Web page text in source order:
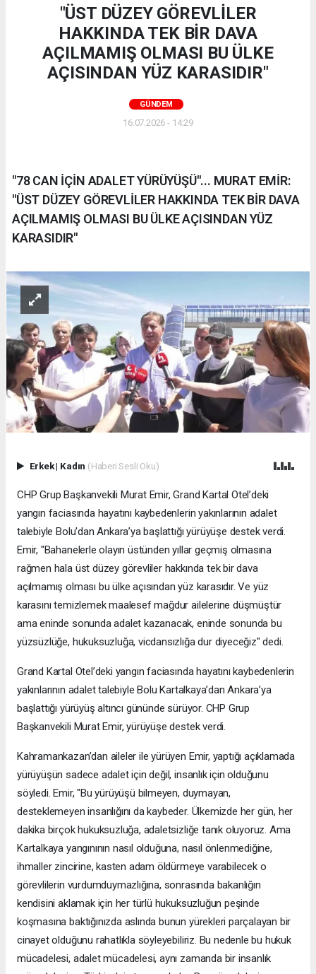
"ÜST DÜZEY GÖREVLİLER
HAKKINDA TEK BİR DAVA
AÇILMAMIŞ OLMASI BU ÜLKE
AÇISINDAN YÜZ KARASIDIR"
GÜNDEM
16.07.2026 - 14:29
"78 CAN İÇİN ADALET YÜRÜYÜŞÜ"... MURAT EMİR:
"ÜST DÜZEY GÖREVLİLER HAKKINDA TEK BİR DAVA
AÇILMAMIŞ OLMASI BU ÜLKE AÇISINDAN YÜZ
KARASIDIR"
Erkek| Kadın (Haberi Sesli Oku)
CHP Grup Başkanvekili Murat Emir, Grand Kartal Otel’deki
yangın faciasında hayatını kaybedenlerin yakınlarının adalet
talebiyle Bolu'dan Ankara’ya başlattığı yürüyüşe destek verdi.
Emir, "Bahanelerle olayın üstünden yıllar geçmiş olmasına
rağmen hala üst düzey görevliler hakkında tek bir dava
açılmamış olması bu ülke açısından yüz karasıdır. Ve yüz
karasını temizlemek maalesef mağdur ailelerine düşmüştür
ama eninde sonunda adalet kazanacak, eninde sonunda bu
yüzsüzlüğe, hukuksuzluğa, vicdansızlığa dur diyeceğiz" dedi.
Grand Kartal Otel’deki yangın faciasında hayatını kaybedenlerin
yakınlarının adalet talebiyle Bolu Kartalkaya’dan Ankara’ya
başlattığı yürüyüş altıncı gününde sürüyor. CHP Grup
Başkanvekili Murat Emir, yürüyüşe destek verdi.
Kahramankazan’dan aileler ile yürüyen Emir, yaptığı açıklamada
yürüyüşün sadece adalet için değil, insanlık için olduğunu
söyledi. Emir, "Bu yürüyüşü bilmeyen, duymayan,
desteklemeyen insanlığını da kaybeder. Ülkemizde her gün, her
dakika birçok hukuksuzluğa, adaletsizliğe tanık oluyoruz. Ama
Kartalkaya yangınının nasıl olduğuna, nasıl önlenmediğine,
ihmaller zincirine, kasten adam öldürmeye varabilecek o
görevlilerin vurdumduymazlığına, sonrasında bakanlığın
kendisini aklamak için her türlü hukuksuzluğun peşinde
koşmasına baktığınızda aslında bunun yürekleri parçalayan bir
cinayet olduğunu rahatlıkla söyleyebiliriz. Bu nedenle bu hukuk
mücadelesi, adalet mücadelesi, aynı zamanda bir insanlık